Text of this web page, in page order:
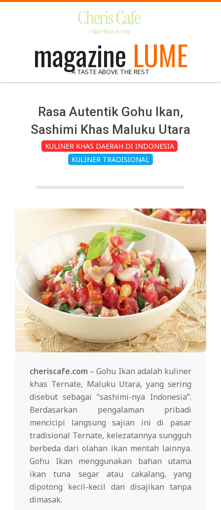
magazine LUME
A TASTE ABOVE THE REST
Rasa Autentik Gohu Ikan,
Sashimi Khas Maluku Utara
KULINER KHAS DAERAH DI INDONESIA
KULINER TRADISIONAL
cheriscafe.com – Gohu Ikan adalah kuliner
khas Ternate, Maluku Utara, yang sering
disebut sebagai “sashimi-nya Indonesia”.
Berdasarkan pengalaman pribadi
mencicipi langsung sajian ini di pasar
tradisional Ternate, kelezatannya sungguh
berbeda dari olahan ikan mentah lainnya.
Gohu Ikan menggunakan bahan utama
ikan tuna segar atau cakalang, yang
dipotong kecil-kecil dan disajikan tanpa
dimasak.